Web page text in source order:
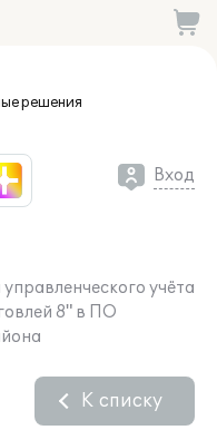
решения
Вход
учёта
8" в ПО
К списку